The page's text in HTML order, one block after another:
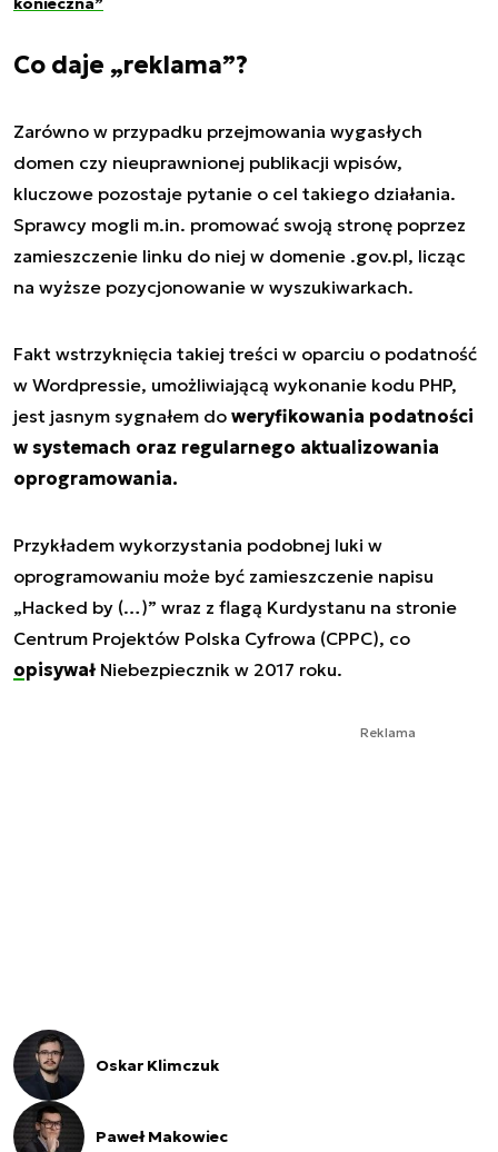
Co daje „reklama”?
Zarówno w przypadku przejmowania wygasłych
domen czy nieuprawnionej publikacji wpisów,
kluczowe pozostaje pytanie o cel takiego działania.
Sprawcy mogli m.in. promować swoją stronę poprzez
zamieszczenie linku do niej w domenie .gov.pl, licząc
na wyższe pozycjonowanie w wyszukiwarkach.
Fakt wstrzyknięcia takiej treści w oparciu o podatność
w Wordpressie, umożliwiającą wykonanie kodu PHP,
jest jasnym sygnałem do weryfikowania podatności
w systemach oraz regularnego aktualizowania
oprogramowania.
Przykładem wykorzystania podobnej luki w
oprogramowaniu może być zamieszczenie napisu
„Hacked by (…)” wraz z flagą Kurdystanu na stronie
Centrum Projektów Polska Cyfrowa (CPPC), co
opisywałNiebezpiecznik w 2017 roku.
Reklama
Oskar Klimczuk
Paweł Makowiec